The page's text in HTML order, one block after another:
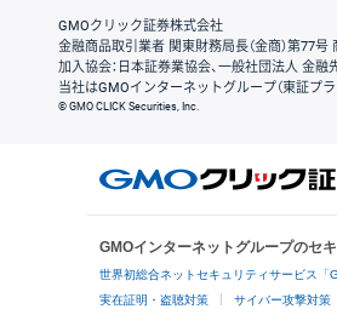
GMOクリック証券株式会社
金融商品取引業者 関東財務局長（金商）第77
加入協会：日本証券業協会、一般社団法人 金
当社はGMOインターネットグループ（東証プラ
© GMO CLICK Securities, Inc.
GMOインターネットグループのセ
世界初総合ネットセキュリティサービス「
実在証明・盗聴対策 サイバー攻撃対策